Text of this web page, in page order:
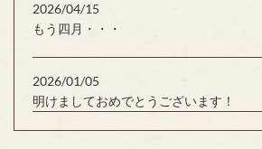
2026/04/15
もう四月・・・
2026/01/05
明けましておめでとうございます！